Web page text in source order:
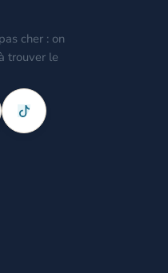
cher : on
trouver le